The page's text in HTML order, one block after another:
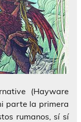
(Hayware
parte la primera
rumanos, sí sí